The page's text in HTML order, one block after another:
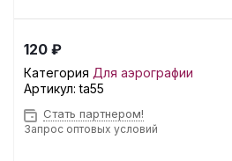
120 ₽
Категория Для аэрографии
Артикул:ta55
Стать партнером!
Запрос оптовых условий